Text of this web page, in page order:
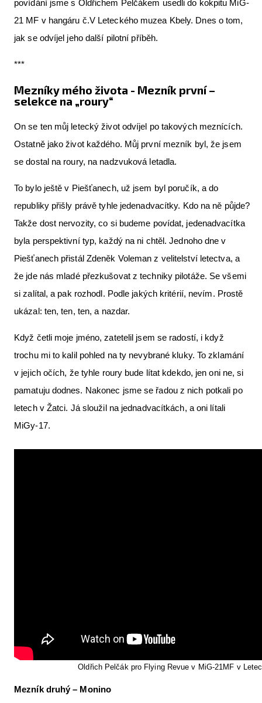
povídání jsme s Oldřichem Pelčákem usedli do kokpitu MiG-
21 MF v hangáru č.V Leteckého muzea Kbely. Dnes o tom,
jak se odvíjel jeho další pilotní příběh.
***
Mezníky mého života - Mezník první –
selekce na „roury“
On se ten můj letecký život odvíjel po takových meznících.
Ostatně jako život každého. Můj první mezník byl, že jsem
se dostal na roury, na nadzvuková letadla.
To bylo ještě v Piešťanech, už jsem byl poručík, a do
republiky přišly právě tyhle jedenadvacítky. Kdo na ně půjde?
Takže dost nervozity, co si budeme povídat, jedenadvacítka
byla perspektivní typ, každý na ni chtěl. Jednoho dne v
Piešťanech přistál Zdeněk Voleman z velitelství letectva, a
že jde nás mladé přezkušovat z techniky pilotáže. Se všemi
si zalítal, a pak rozhodl. Podle jakých kritérií, nevím. Prostě
ukázal: ten, ten, ten, a nazdar.
Když četli moje jméno, zatetelil jsem se radostí, i když
trochu mi to kalil pohled na ty nevybrané kluky. To zklamání
v jejich očích, že tyhle roury bude lítat kdekdo, jen oni ne, si
pamatuju dodnes. Nakonec jsme se řadou z nich potkali po
letech v Žatci. Já sloužil na jednadvacítkách, a oni lítali
MiGy-17.
Oldřich Pelčák pro Flying Revue v MiG-21MF v
Mezník druhý – Monino
Inzerujte s námi
E-SHOP